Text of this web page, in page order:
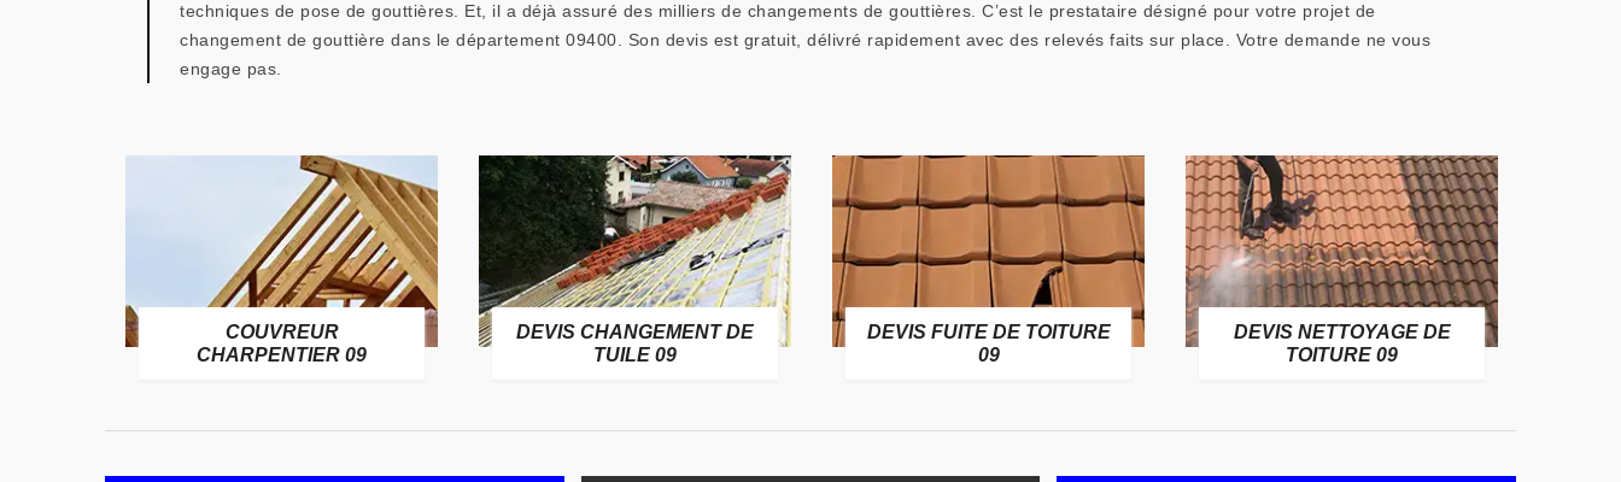
techniques de pose de gouttières. Et, il a déjà assuré des milliers de changements de gouttières. C’est le prestataire désigné pour votre projet de
changement de gouttière dans le département 09400. Son devis est gratuit, délivré rapidement avec des relevés faits sur place. Votre demande ne vous
engage pas.
COUVREUR
CHARPENTIER 09
DEVIS CHANGEMENT DE
TUILE 09
DEVIS FUITE DE TOITURE
09
DEVIS NETTOYAGE DE
TOITURE 09